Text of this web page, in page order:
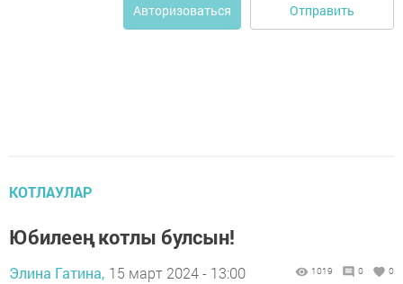
Авторизоваться Отправить
КОТЛАУЛАР
Юбилеең котлы булсын!
Элина Гатина, 15 март 2024 - 13:00 1019 0 0